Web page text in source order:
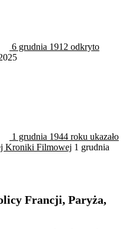
6 grudnia 1912 odkryto
1 grudnia 1944 roku ukazało
Kroniki Filmowej 1 grudnia
Francji, Paryża,